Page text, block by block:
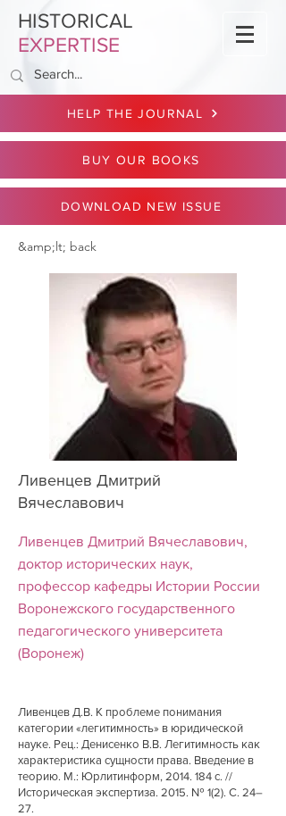
HISTORICAL
EXPERTISE
HELP THE JOURNAL
BUY OUR BOOKS
DOWNLOAD NEW ISSUE
&amp;lt; back
Ливенцев Дмитрий
Вячеславович
Ливенцев Дмитрий Вячеславович,
доктор исторических наук,
профессор кафедры Истории России
Воронежского государственного
педагогического университета
(Воронеж)
Ливенцев Д.В. К проблеме понимания
категории «легитимность» в юридической
науке. Рец.: Денисенко В.В. Легитимность как
характеристика сущности права. Введение в
теорию. М.: Юрлитинформ, 2014. 184 с. //
Историческая экспертиза. 2015. № 1(2). С. 24–
27.